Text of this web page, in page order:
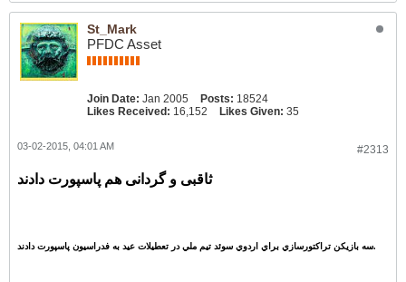
St_Mark
PFDC Asset
Join Date: Jan 2005 Posts: 18524
Likes Received: 16,152 Likes Given: 35
#2313
03-02-2015, 04:01 AM
ثاقبی و گردانی هم پاسپورت دادند
سه بازيکن تراکتورسازي براي اردوي سوئد تيم ملي در تعطيلات عيد به فدراسيون پاسپورت دادند.